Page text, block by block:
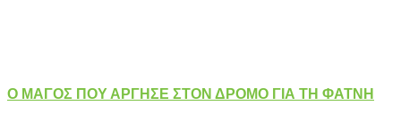
Ο ΜΑΓΟΣ ΠΟΥ ΑΡΓΗΣΕ ΣΤΟΝ ΔΡΟΜΟ ΓΙΑ ΤΗ ΦΑΤΝΗ